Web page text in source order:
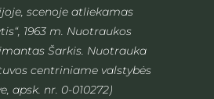
scenoje atliekamas
1963 m. Nuotraukos
Šarkis. Nuotrauka
centriniame valstybės
apsk. nr. 0-010272)